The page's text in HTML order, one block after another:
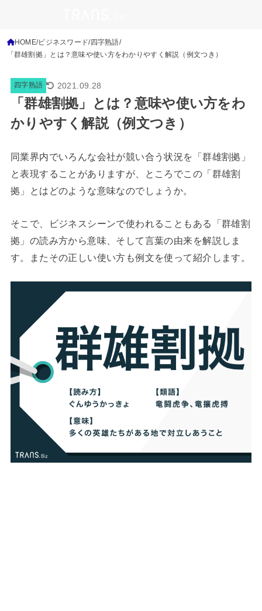
HOME ビジネスワード 四字熟語
「群雄割拠」とは？意味や使い方をわかりやすく解説（例文つき）
四字熟語 2021.09.28
「群雄割拠」とは？意味や使い方をわ
かりやすく解説（例文つき）
同業界内でいろんな会社が競い合う状況を「群雄割拠」
と表現することがありますが、ところでこの「群雄割
拠」とはどのような意味なのでしょうか。
そこで、ビジネスシーンで使われることもある「群雄割
拠」の読み方から意味、そして言葉の由来を解説しま
す。またその正しい使い方も例文を使って紹介します。